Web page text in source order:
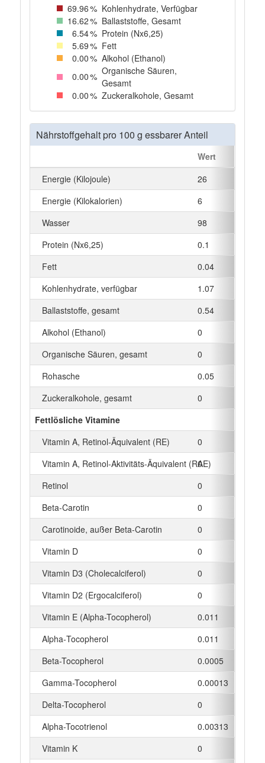
69.96% Kohlenhydrate, Verfügbar
16.62% Ballaststoffe, Gesamt
6.54% Protein (Nx6,25)
5.69% Fett
0.00% Alkohol (Ethanol)
0.00% Organische Säuren,
Gesamt
0.00% Zuckeralkohole, Gesamt
Nährstoffgehalt pro 100 g essbarer Anteil
Wert
Energie (Kilojoule)
26
Energie (Kilokalorien)
6
Wasser
98
Protein (Nx6,25)
0.1
Fett
0.04
Kohlenhydrate, verfügbar
1.07
Ballaststoffe, gesamt
0.54
Alkohol (Ethanol)
0
Organische Säuren, gesamt
0
Rohasche
0.05
Zuckeralkohole, gesamt
0
Fettlösliche Vitamine
Vitamin A, Retinol-Äquivalent (RE)
0
Vitamin A, Retinol-Aktivitäts-Äquivalent (RAE)
0
Retinol
0
Beta‑Carotin
0
Carotinoide, außer Beta-Carotin
0
Vitamin D
0
Vitamin D3 (Cholecalciferol)
0
Vitamin D2 (Ergocalciferol)
0
Vitamin E (Alpha-Tocopherol)
0.011
Alpha‑Tocopherol
0.011
Beta-Tocopherol
0.0005
Gamma-Tocopherol
0.00013
Delta-Tocopherol
0
Alpha-Tocotrienol
0.00313
Vitamin K
0